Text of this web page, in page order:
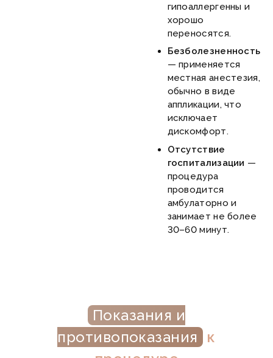
гипоаллергенны и
хорошо
переносятся.
Безболезненность
— применяется
местная анестезия,
обычно в виде
аппликации, что
исключает
дискомфорт.
Отсутствие
госпитализации —
процедура
проводится
амбулаторно и
занимает не более
30–60 минут.
Показания и
противопоказания к